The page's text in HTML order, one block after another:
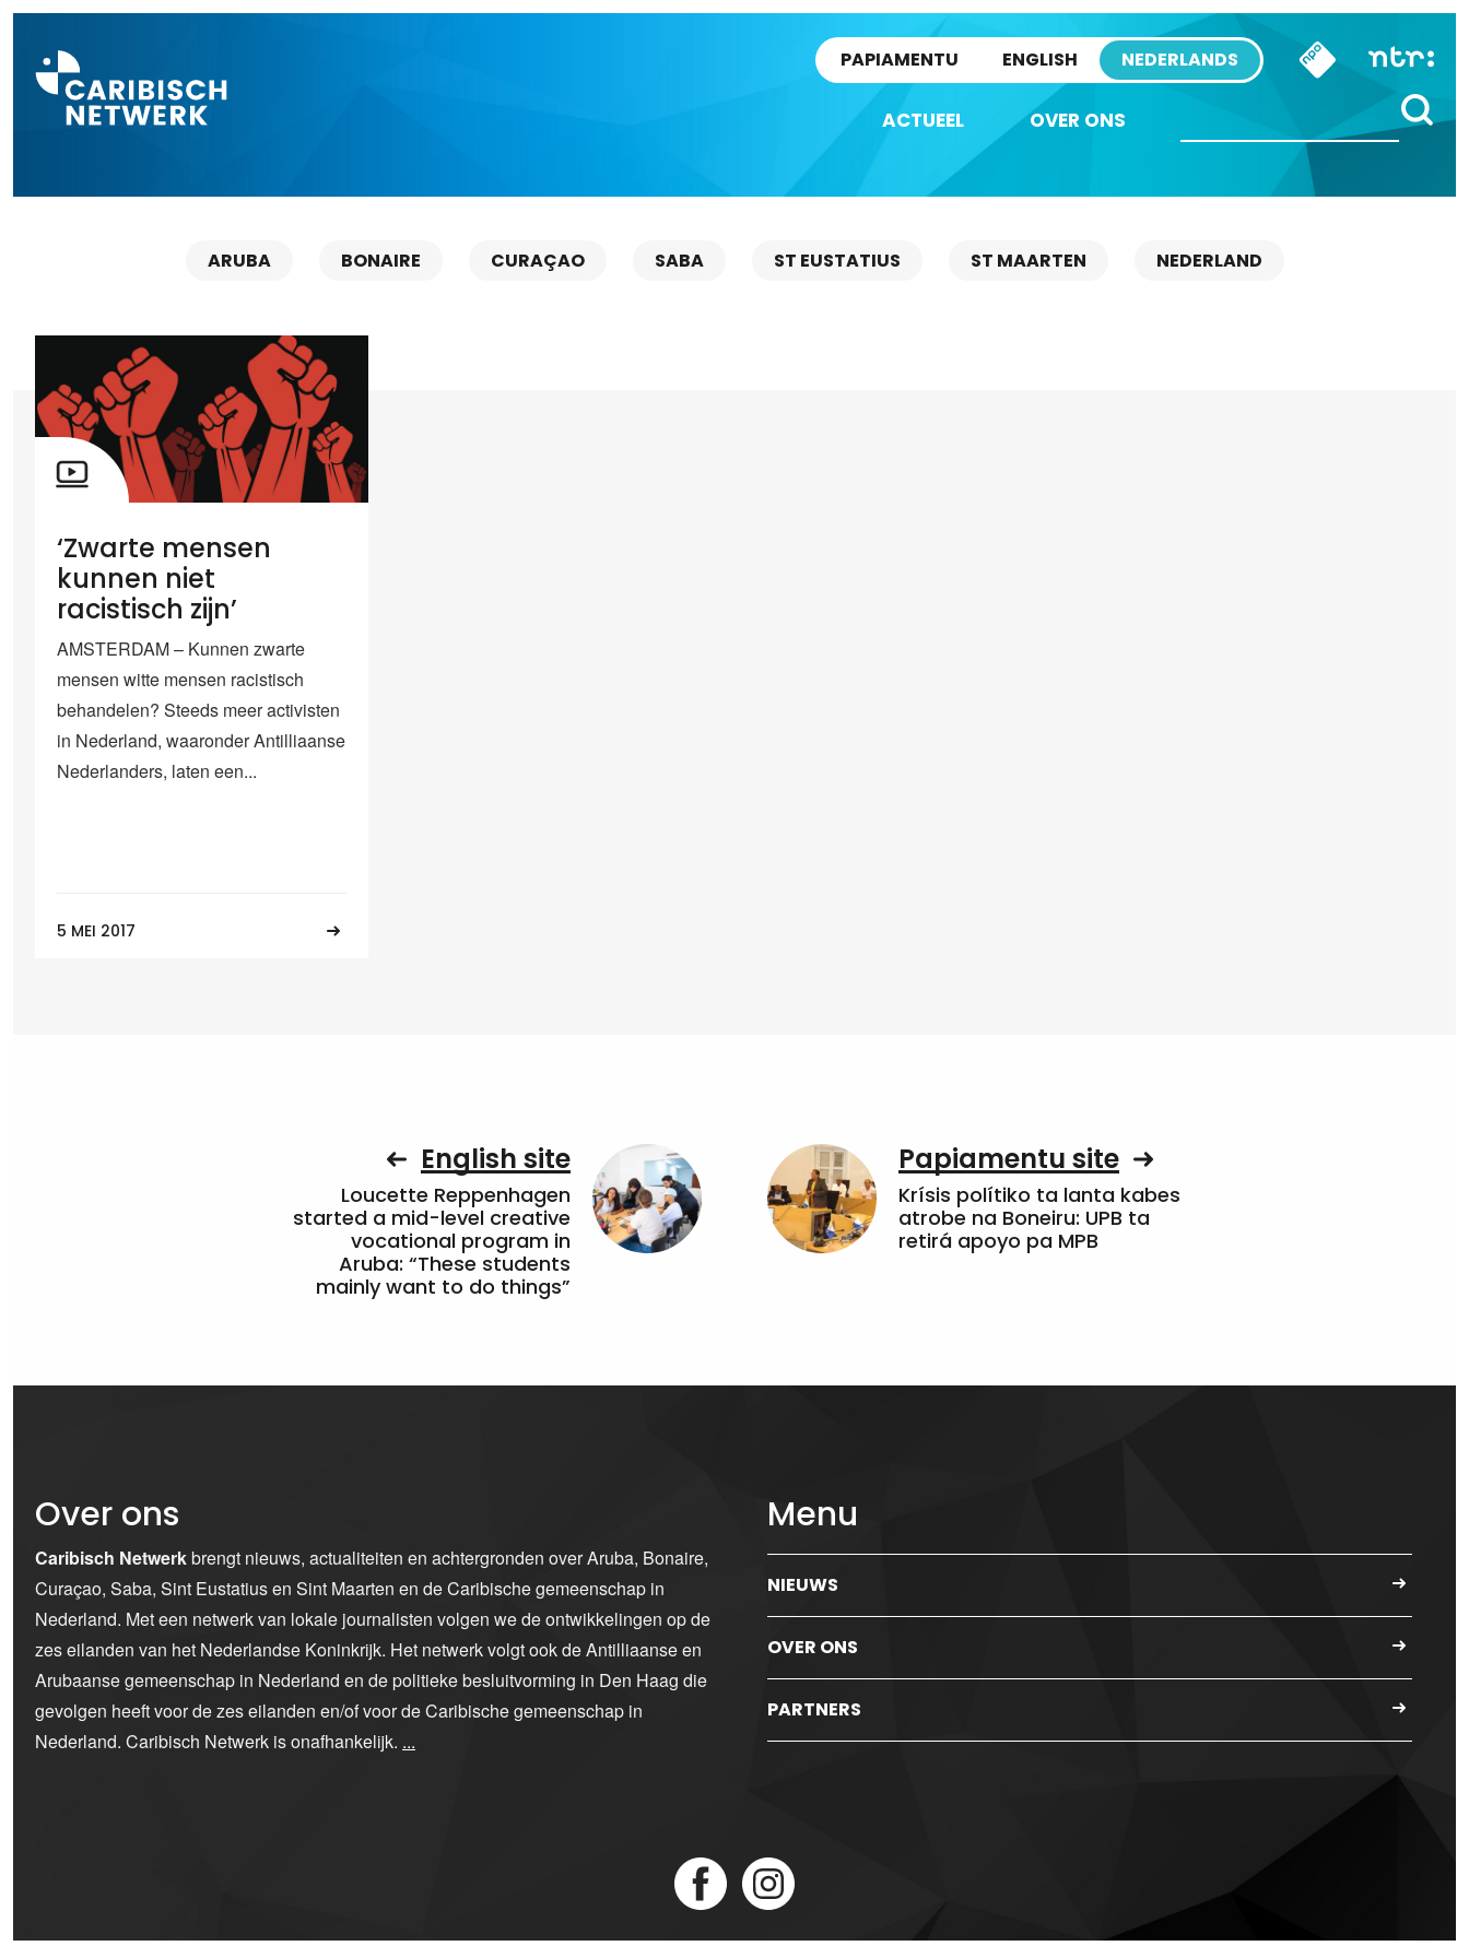
PAPIAMENTU ENGLISH NEDERLANDS
ACTUEEL OVER ONS
ARUBA BONAIRE CURAÇAO SABA ST EUSTATIUS ST MAARTEN NEDERLAND
‘Zwarte mensen
kunnen niet
racistisch zijn’
AMSTERDAM – Kunnen zwarte
mensen witte mensen racistisch
behandelen? Steeds meer activisten
in Nederland, waaronder Antilliaanse
Nederlanders, laten een...
5 MEI 2017
English site
Loucette Reppenhagen
started a mid-level creative
vocational program in
Aruba: “These students
mainly want to do things”
Papiamentu site
Krísis polítiko ta lanta kabes
atrobe na Boneiru: UPB ta
retirá apoyo pa MPB
Over ons
Caribisch Netwerkbrengt nieuws, actualiteiten en achtergronden over Aruba, Bonaire,
Curaçao, Saba, Sint Eustatius en Sint Maarten en de Caribische gemeenschap in
Nederland. Met een netwerk van lokale journalisten volgen we de ontwikkelingen op de
zes eilanden van het Nederlandse Koninkrijk. Het netwerk volgt ook de Antilliaanse en
Arubaanse gemeenschap in Nederland en de politieke besluitvorming in Den Haag die
gevolgen heeft voor de zes eilanden en/of voor de Caribische gemeenschap in
Nederland. Caribisch Netwerk is onafhankelijk. ...
Menu
NIEUWS
OVER ONS
PARTNERS